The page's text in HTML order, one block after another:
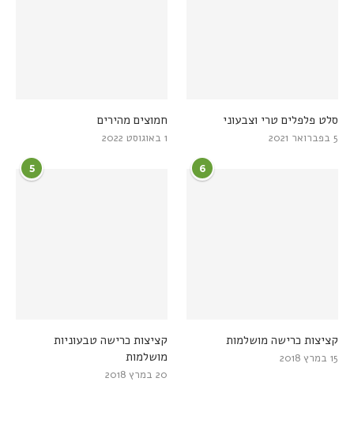
חמוצים מהירים
1 באוגוסט 2022
סלט פלפלים טרי וצבעוני
5 בפברואר 2021
5
קציצות כרישה טבעוניות
מושלמות
20 במרץ 2018
6
קציצות כרישה מושלמות
15 במרץ 2018